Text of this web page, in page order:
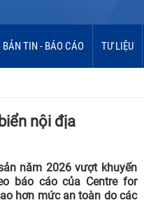
BẢN TIN - BÁO CÁO TƯ LIỆU
nội địa
năm 2026 vượt khuyến
báo cáo của Centre for
hơn mức an toàn do các